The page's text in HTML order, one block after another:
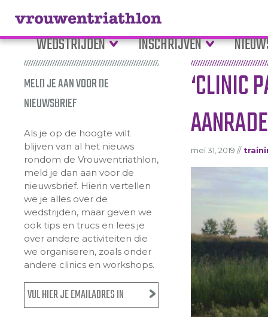
WEDSTRIJDEN INSCHRIJVEN
MELD JE AAN VOOR DE
NIEUWSBRIEF
Als je op de hoogte wilt
blijven van al het nieuws
rondom de Vrouwentriathlon,
meld je dan aan voor de
nieuwsbrief. Hierin vertellen
we je alles over de
wedstrijden, maar geven we
ook tips en trucs en lees je
over andere activiteiten die
we organiseren, zoals onder
andere clinics en workshops.
‘CLINIC
mei 31, 2019 //